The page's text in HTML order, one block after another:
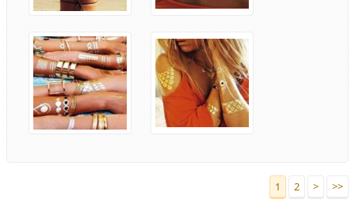
1 2 > >>